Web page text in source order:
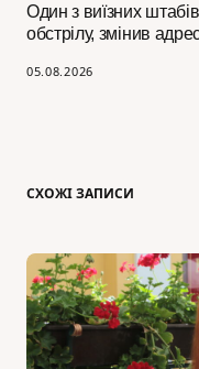
Один з виїзних
обстрілу, змінив
05.08.2026
СХОЖІ ЗАПИСИ